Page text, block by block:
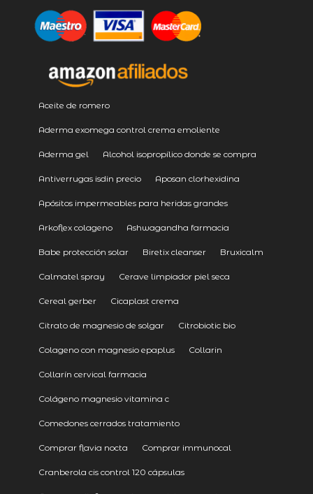
Aceite de romero
Aderma exomega control crema emoliente
Aderma gel Alcohol isopropílico donde se compra
Antiverrugas isdin precio Aposan clorhexidina
Apósitos impermeables para heridas grandes
Arkoflex colageno Ashwagandha farmacia
Babe protección solar Biretix cleanser Bruxicalm
Calmatel spray Cerave limpiador piel seca
Cereal gerber Cicaplast crema
Citrato de magnesio de solgar Citrobiotic bio
Colageno con magnesio epaplus Collarin
Collarín cervical farmacia
Colágeno magnesio vitamina c
Comedones cerrados tratamiento
Comprar flavia nocta Comprar immunocal
Cranberola cis control 120 cápsulas